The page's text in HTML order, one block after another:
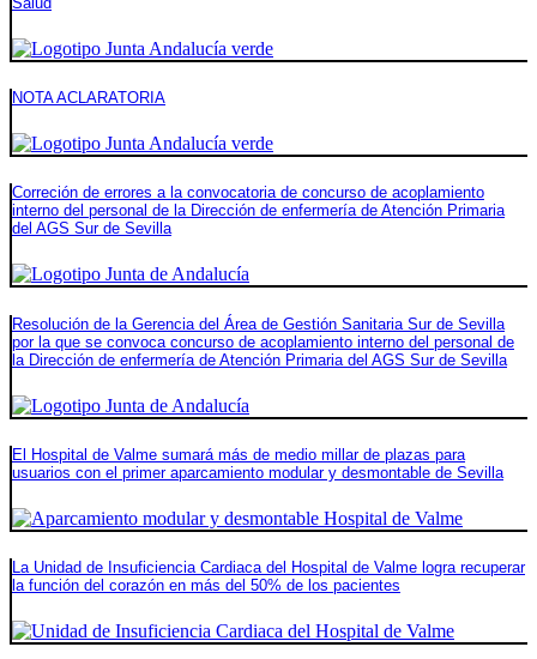
NOTA ACLARATORIA
Correción de errores a la convocatoria de concurso de acoplamiento
interno del personal de la Dirección de enfermería de Atención Primaria
del AGS Sur de Sevilla
Resolución de la Gerencia del Área de Gestión Sanitaria Sur de Sevilla
por la que se convoca concurso de acoplamiento interno del personal de
la Dirección de enfermería de Atención Primaria del AGS Sur de Sevilla
El Hospital de Valme sumará más de medio millar de plazas para
usuarios con el primer aparcamiento modular y desmontable de Sevilla
La Unidad de Insuficiencia Cardiaca del Hospital de Valme logra recuperar
la función del corazón en más del 50% de los pacientes